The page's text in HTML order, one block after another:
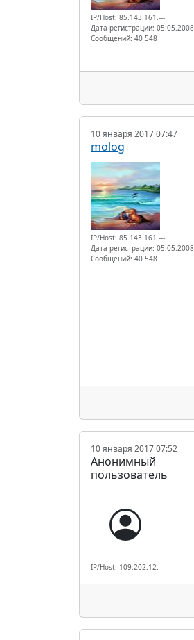
IP/Host: 85.143.161.---
Дата регистрации: 05.05.2008
Сообщений: 40 548
10 января 2017 07:47
molog
IP/Host: 85.143.161.---
Дата регистрации: 05.05.2008
Сообщений: 40 548
10 января 2017 07:52
Анонимный
пользователь
IP/Host: 109.202.12.---